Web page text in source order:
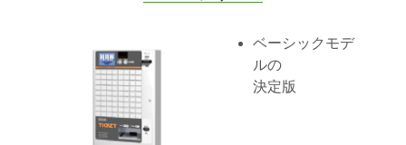
ベーシックモデ
ルの
決定版